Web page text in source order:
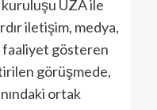
kuruluşu UZA ile
iletişim, medya,
faaliyet gösteren
görüşmede,
ortak